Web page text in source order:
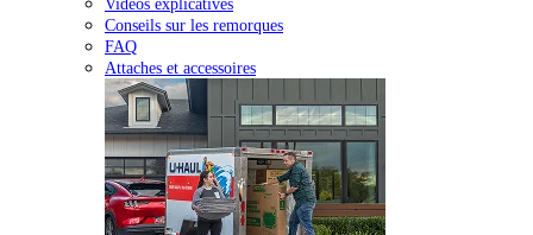
Conseils sur les remorques
FAQ
Attaches et accessoires